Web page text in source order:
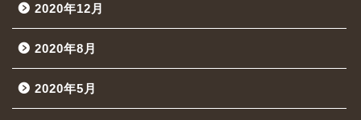
2020年12月
2020年8月
2020年5月